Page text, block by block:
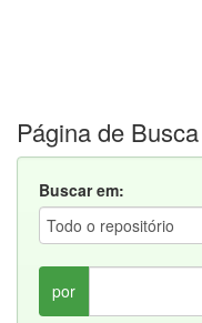
Página de Busca
Buscar em:
por